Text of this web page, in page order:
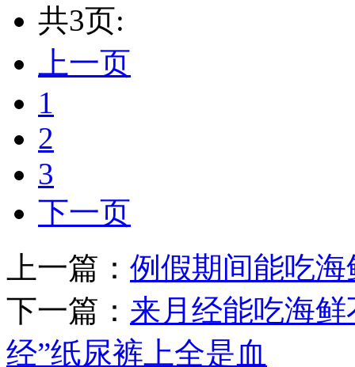
共3页:
上一页
1
2
3
下一页
上一篇： 例假期间能吃
下一篇： 来月经能吃海
经”纸尿裤上全是血